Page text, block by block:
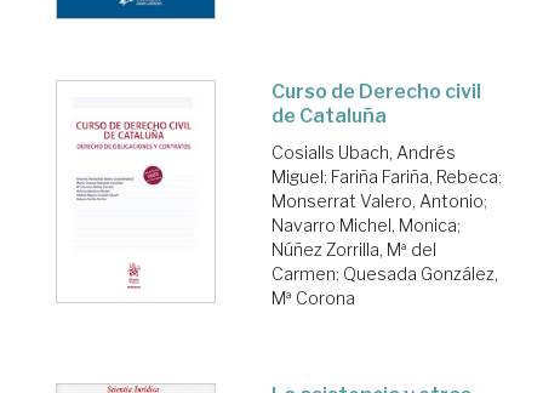
Curso de Derecho civil
de Cataluña
Cosialls Ubach, Andrés
Miguel; Fariña Fariña, Rebeca;
Monserrat Valero, Antonio;
Navarro Michel, Monica;
Núñez Zorrilla, Mª del
Carmen; Quesada González,
Mª Corona